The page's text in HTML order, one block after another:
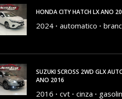
HONDA CITY HATCH LX ANO
2024 automatico
SUZUKI SCROSS 2WD GLX
ANO 2016
2016 cvt cinza